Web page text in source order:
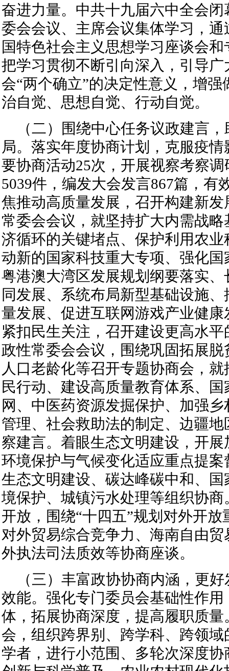
奋进力量。中共十九届六中全会
委会会议、主席会议集体学习，
国特色社会主义思想学习座谈会
把学习贯彻不断引向深入，引导
会“两个确立”的决定性意义，增强
治自觉、思想自觉、行动自觉。
（二）围绕中心任务议政建言
局。落实年度协商计划，克服疫
要协商活动25次，开展视察考察
5039件，编发大会发言867篇，有
焦推动高质量发展，召开构建新
常委会会议，就坚持扩大内需战
济循环的关键堵点、保护利用农
动新的国家科技重大专项、强化
粤港澳大湾区发展规划纲要落实
同发展、系统布局新型基础设施
量发展、促进互联网游戏产业健
紧扣民生关注，召开建设更高水
政性常委会会议，围绕巩固拓展
人口老龄化等召开专题协商会，
民行动、建设高质量教育体系、
网、中医药资源发掘保护、加强
管理、社会救助法的制定、边疆
察建言。着眼生态文明建设，开
环境保护与气候变化适应重点提
生态文明建设、碳达峰碳中和、
境保护、城镇污水处理等组织协
开放，围绕“十四五”规划对外开
对外贸易综合竞争力、海南自由
外执法司法质效等协商座谈。
（三）丰富政协协商内涵，更
效能。强化专门委员会基础性作
体，拓展协商深度，提高履职质
会，组织跨界别、跨学科、跨领
学者，进行小范围、多轮次深度